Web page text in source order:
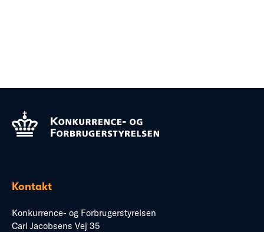
Kontakt
Konkurrence- og Forbrugerstyrelsen
Carl Jacobsens Vej 35